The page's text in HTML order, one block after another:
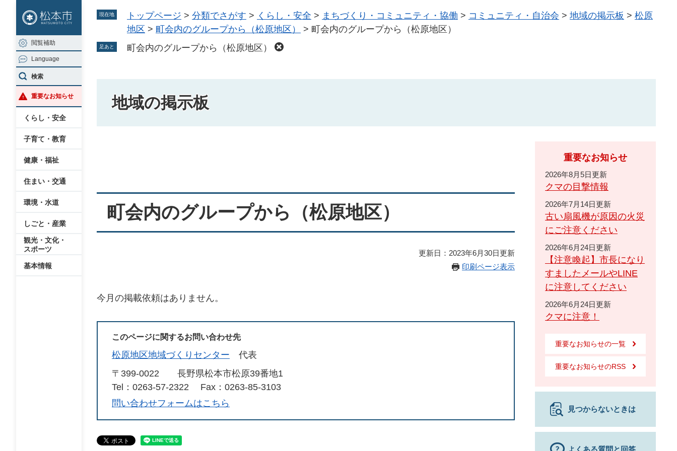
ジ
の
先
頭
で
す
ュ
ー
を
飛
ば
し
閲覧補助
Language
検索
重要なお知らせ
くらし・安全
子育て・教育
健康・福祉
住まい・交通
環境・水道
しごと・産業
観光・文化・
スポーツ
基本情報
現在地 トップページ > 分類でさがす > くらし・安全 > まちづくり・コミュニティ・協働 > コミュニティ・自治会 > 地域の掲示板 > 松原
地区 > 町会内のグループから（松原地区） > 町会内のグループから（松原地区）
足あと 町会内のグループから（松原地区）
地域の掲示板
町会内のグループから（松原地区）
更新日：2023年6月30日更新
印刷ページ表示
今月の掲載依頼はありません。
このページに関するお問い合わせ先
松原地区地域づくりセンター
代表
〒399-0022
長野県松本市松原39番地1
Tel：0263-57-2322
Fax：0263-85-3103
問い合わせフォームはこちら
重要なお知らせ
2026年8月5日更新
クマの目撃情報
2026年7月14日更新
古い扇風機が原因の火災
にご注意ください
2026年6月24日更新
【注意喚起】市長になり
すましたメールやLINE
に注意してください
2026年6月24日更新
クマに注意！
重要なお知らせの一覧
重要なお知らせのRSS
見つからないときは
よくある質問と回答